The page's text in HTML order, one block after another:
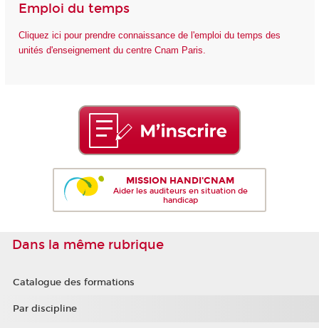
Emploi du temps
Cliquez ici pour prendre connaissance de l'emploi du temps des
unités d'enseignement du centre Cnam Paris.
MISSION HANDI'CNAM
Aider les auditeurs en situation de
handicap
Dans la même rubrique
Catalogue des formations
Par discipline